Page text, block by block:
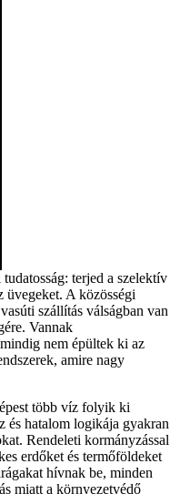
terjed a szelektív
üvegeket. A közösségi
szállítás válságban van
Vannak
nem épültek ki az
amire nagy
több víz folyik ki
és hatalom logikája gyakran
Rendeleti kormányzással
erdőket és termőföldeket
hívnak be, minden
miatt a környezetvédő